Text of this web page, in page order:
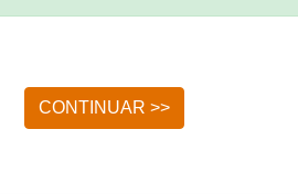
CONTINUAR >>